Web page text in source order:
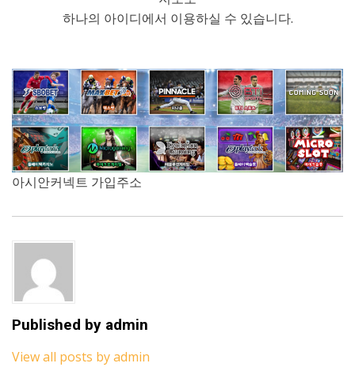
하나의 아이디에서 이용하실 수 있습니다.
아시안커넥트 가입주소
Posted in스포츠가이드
TaggedMLB야구분석,국내야구분석,스포츠가족방,스포츠분석,스포츠토토,
Published by admin
View all posts by admin